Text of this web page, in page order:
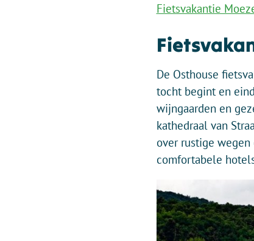
Fietsvakantie
De Osthouse
tocht begint en
wijngaarden en
kathedraal van
over rustige
comfortabele